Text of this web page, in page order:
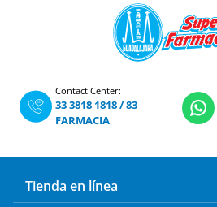
Contact Center:
33 3818 1818/83
FARMACIA
Tienda en línea